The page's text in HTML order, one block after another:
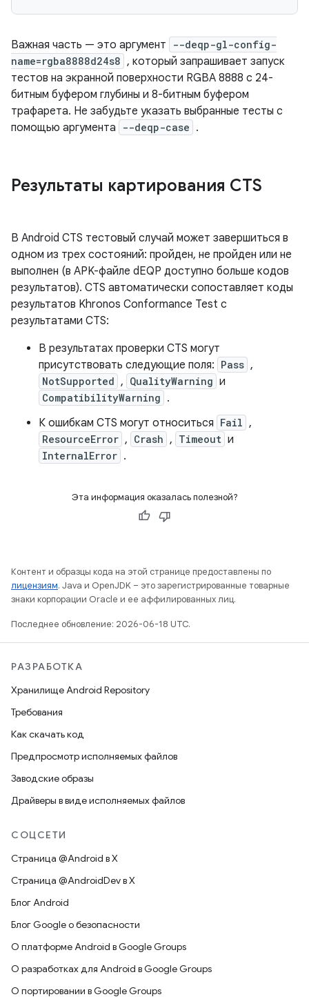
Важная часть — это аргумент
--deqp-gl-config-
name=rgba8888d24s8 , который запрашивает запуск
тестов на экранной поверхности RGBA 8888 с 24-
битным буфером глубины и 8-битным буфером
трафарета. Не забудьте указать выбранные тесты с
помощью аргумента
--deqp-case .
Результаты картирования CTS
В Android CTS тестовый случай может завершиться в
одном из трех состояний: пройден, не пройден или не
выполнен (в APK-файле dEQP доступно больше кодов
результатов). CTS автоматически сопоставляет коды
результатов Khronos Conformance Test с
результатами CTS:
В результатах проверки CTS могут
присутствовать следующие поля: Pass ,
NotSupported , QualityWarning и
CompatibilityWarning .
К ошибкам CTS могут относиться Fail ,
ResourceError , Crash , Timeout и
InternalError .
Эта информация оказалась полезной?
Контент и образцы кода на этой странице предоставлены по
лицензиям. Java и OpenJDK – это зарегистрированные товарные
знаки корпорации Oracle и ее аффилированных лиц.
Последнее обновление: 2026-06-18 UTC.
РАЗРАБОТКА
Хранилище Android Repository
Требования
Как скачать код
Предпросмотр исполняемых файлов
Заводские образы
Драйверы в виде исполняемых файлов
СОЦСЕТИ
Страница @Android в X
Страница @AndroidDev в X
Блог Android
Блог Google о безопасности
О платформе Android в Google Groups
О разработках для Android в Google Groups
О портировании в Google Groups